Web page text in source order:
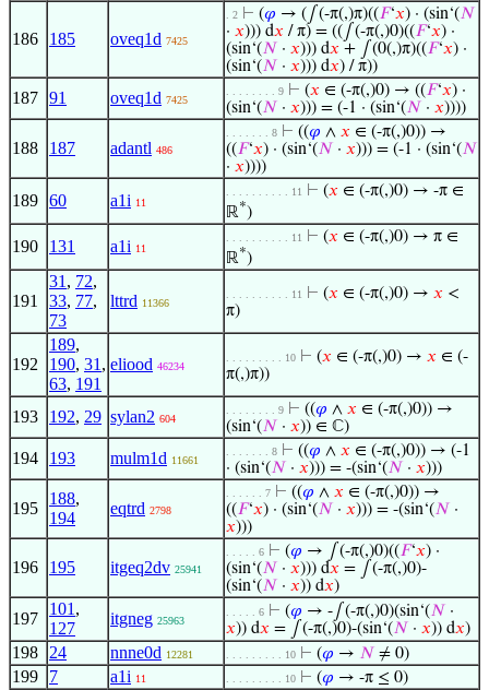
186 185 oveq1d 7425
. 2 ⊢ (𝜑 → (∫(-π(,)π)((𝐹‘𝑥) · (sin‘(𝑁
· 𝑥))) d𝑥 / π) = ((∫(-π(,)0)((𝐹‘𝑥) ·
(sin‘(𝑁 · 𝑥))) d𝑥 + ∫(0(,)π)((𝐹‘𝑥) ·
(sin‘(𝑁 · 𝑥))) d𝑥) / π))
187 91 oveq1d 7425
. . . . . . . . 9 ⊢ (𝑥 ∈ (-π(,)0) → ((𝐹‘𝑥) ·
(sin‘(𝑁 · 𝑥))) = (-1 · (sin‘(𝑁 · 𝑥))))
188 187 adantl 486
. . . . . . . 8 ⊢ ((𝜑 ∧ 𝑥 ∈ (-π(,)0)) →
((𝐹‘𝑥) · (sin‘(𝑁 · 𝑥))) = (-1 · (sin‘(𝑁
· 𝑥))))
189 60 a1i 11
. . . . . . . . . . 11 ⊢ (𝑥 ∈ (-π(,)0) → -π ∈
ℝ*)
190 131 a1i 11
. . . . . . . . . . 11 ⊢ (𝑥 ∈ (-π(,)0) → π ∈
ℝ*)
191
31 , 72,
33, 77,
73
lttrd 11366
. . . . . . . . . . 11 ⊢ (𝑥 ∈ (-π(,)0) → 𝑥 <
π)
192
189,
190, 31 ,
63, 191
eliood 46234
. . . . . . . . . 10 ⊢ (𝑥 ∈ (-π(,)0) → 𝑥 ∈ (-
π(,)π))
193 192, 29 sylan2 604
. . . . . . . . 9 ⊢ ((𝜑 ∧ 𝑥 ∈ (-π(,)0)) →
(sin‘(𝑁 · 𝑥)) ∈ ℂ)
194 193 mulm1d 11661
. . . . . . . 8 ⊢ ((𝜑 ∧ 𝑥 ∈ (-π(,)0)) → (-1
· (sin‘(𝑁 · 𝑥))) = -(sin‘(𝑁 · 𝑥)))
195
188,
194
eqtrd 2798
. . . . . . 7 ⊢ ((𝜑 ∧ 𝑥 ∈ (-π(,)0)) →
((𝐹‘𝑥) · (sin‘(𝑁 · 𝑥))) = -(sin‘(𝑁 ·
𝑥)))
196 195 itgeq2dv 25941
. . . . . 6 ⊢ (𝜑 → ∫(-π(,)0)((𝐹‘𝑥) ·
(sin‘(𝑁 · 𝑥))) d𝑥 = ∫(-π(,)0)-
(sin‘(𝑁 · 𝑥)) d𝑥)
197
101 ,
127
itgneg 25963
. . . . . 6 ⊢ (𝜑 → -∫(-π(,)0)(sin‘(𝑁 ·
𝑥)) d𝑥 = ∫(-π(,)0)-(sin‘(𝑁 · 𝑥)) d𝑥)
198 24 nnne0d 12281 . . . . . . . . . 10 ⊢ (𝜑 → 𝑁 ≠ 0)
199 7 a1i 11 . . . . . . . . . 10 ⊢ (𝜑 → -π ≤ 0)